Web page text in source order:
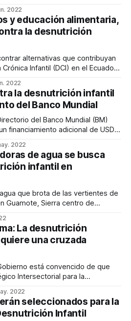
El impacto de la DCI a esa
cognitivas que marcan la vida de
2022
y educación alimentaria,
la desnutrición
Infantil (DCI) en el Ecuador
planes de acción sostenibles
sociedad civil y academia.
Académico y Jornadas
2022
la desnutrición infantil
del Banco Mundial
financiamiento adicional de USD
‘Ecuador Crece sin
iniciativa busca reducir la
2022
de agua se busca
infantil en
Guamote, Sierra centro de
más
y niños, tienen los dientes
La desnutrición
una cruzada
Intersectorial para la
de planes orientados a reducir la
de estos
2022
seleccionados para la
Infantil